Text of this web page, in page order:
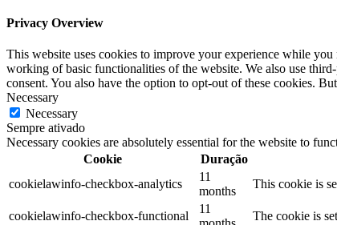
Privacy Overview
This website uses cookies to improve your experience while you
working of basic functionalities of the website. We also use
consent. You also have the option to opt-out of these cookies.
Necessary
Necessary
Sempre ativado
Necessary cookies are absolutely essential for the website to
Cookie
Duração
cookielawinfo-checkbox-analytics
11
months
This cookie is
cookielawinfo-checkbox-functional
11
The cookie is